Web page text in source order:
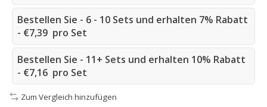
Bestellen Sie - 6 - 10 Sets und erhalten 7% Rabatt
- €7,39 pro Set
Bestellen Sie - 11+ Sets und erhalten 10% Rabatt
- €7,16 pro Set
Zum Vergleich hinzufügen